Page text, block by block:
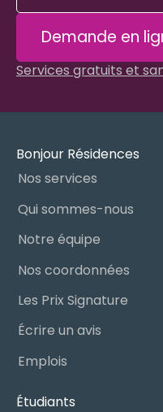
Demande en
Services gratuits et
Bonjour Résidences
Nos services
Qui sommes-nous
Notre équipe
Nos coordonnées
Les Prix Signature
Écrire un avis
Emplois
Étudiants